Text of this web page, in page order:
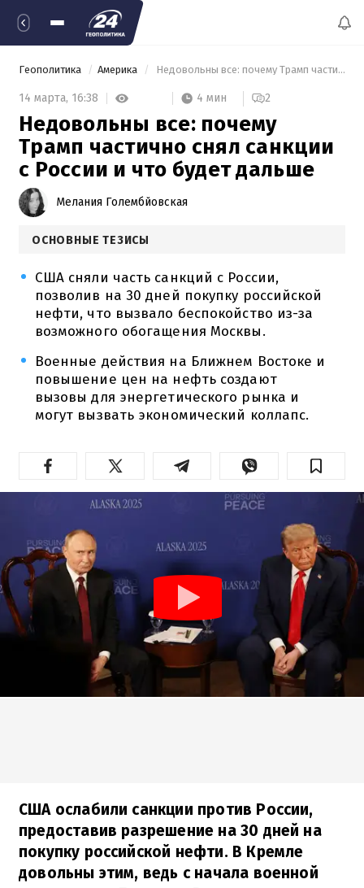
Геополитика Америка Недовольны все: почему Трамп частично снял санкции с России и что будет дальше
14 марта, 16:38 4 мин 2
Недовольны все: почему
Трамп частично снял санкции
с России и что будет дальше
Мелания Голембйовская
ОСНОВНЫЕ ТЕЗИСЫ
США сняли часть санкций с России,
позволив на 30 дней покупку российской
нефти, что вызвало беспокойство из-за
возможного обогащения Москвы.
Военные действия на Ближнем Востоке и
повышение цен на нефть создают
вызовы для энергетического рынка и
могут вызвать экономический коллапс.
США ослабили санкции против России,
предоставив разрешение на 30 дней на
покупку российской нефти. В Кремле
довольны этим, ведь с начала военной